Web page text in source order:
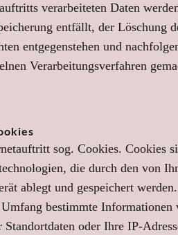
verarbeiteten Daten
entfällt, der Löschung
entgegenstehen und
Verarbeitungsverfahren
sog. Cookies. Cookies
die durch den von
ablegt und gespeichert
bestimmte Informationen
oder Ihre IP-